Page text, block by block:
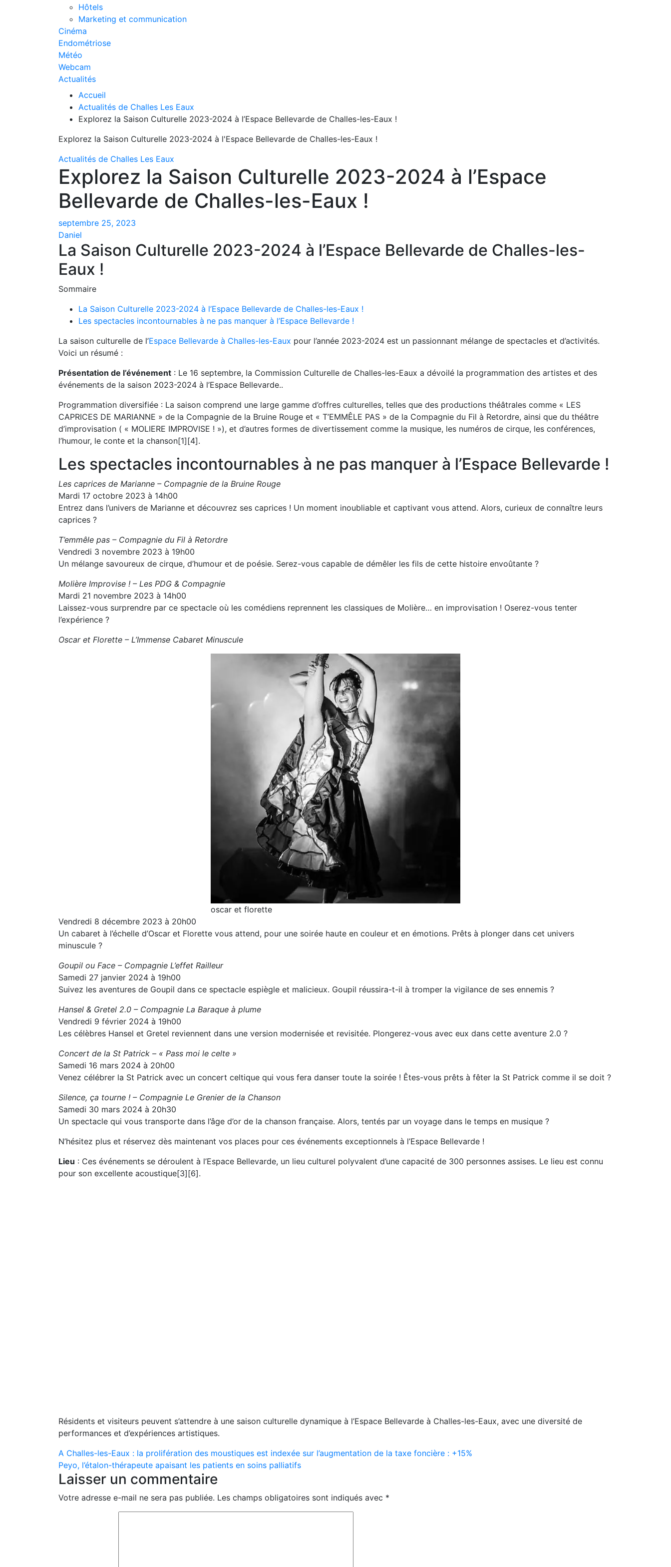
Hôtels
Marketing et communication
Cinéma
Endométriose
Météo
Webcam
Actualités
Accueil
Actualités de Challes Les Eaux
Explorez la Saison Culturelle 2023-2024 à l’Espace Bellevarde de Challes-les-Eaux !
Explorez la Saison Culturelle 2023-2024 à l'Espace Bellevarde de Challes-les-Eaux !
Actualités de Challes Les Eaux
Explorez la Saison Culturelle 2023-2024 à l’Espace
Bellevarde de Challes-les-Eaux !
septembre 25, 2023
Daniel
La Saison Culturelle 2023-2024 à l’Espace Bellevarde de Challes-les-
Eaux !
Sommaire
La Saison Culturelle 2023-2024 à l’Espace Bellevarde de Challes-les-Eaux !
Les spectacles incontournables à ne pas manquer à l’Espace Bellevarde !
La saison culturelle de l’Espace Bellevarde à Challes-les-Eaux pour l’année 2023-2024 est un passionnant mélange de spectacles et d’activités.
Voici un résumé :
Présentation de l’événement : Le 16 septembre, la Commission Culturelle de Challes-les-Eaux a dévoilé la programmation des artistes et des
événements de la saison 2023-2024 à l’Espace Bellevarde..
Programmation diversifiée : La saison comprend une large gamme d’offres culturelles, telles que des productions théâtrales comme « LES
CAPRICES DE MARIANNE » de la Compagnie de la Bruine Rouge et « T’EMMÊLE PAS » de la Compagnie du Fil à Retordre, ainsi que du théâtre
d’improvisation ( « MOLIERE IMPROVISE ! »), et d’autres formes de divertissement comme la musique, les numéros de cirque, les conférences,
l’humour, le conte et la chanson[1][4].
Les spectacles incontournables à ne pas manquer à l’Espace Bellevarde !
Les caprices de Marianne – Compagnie de la Bruine Rouge
Mardi 17 octobre 2023 à 14h00
Entrez dans l’univers de Marianne et découvrez ses caprices ! Un moment inoubliable et captivant vous attend. Alors, curieux de connaître leurs
caprices ?
T’emmêle pas – Compagnie du Fil à Retordre
Vendredi 3 novembre 2023 à 19h00
Un mélange savoureux de cirque, d’humour et de poésie. Serez-vous capable de démêler les fils de cette histoire envoûtante ?
Molière Improvise ! – Les PDG & Compagnie
Mardi 21 novembre 2023 à 14h00
Laissez-vous surprendre par ce spectacle où les comédiens reprennent les classiques de Molière… en improvisation ! Oserez-vous tenter
l’expérience ?
Oscar et Florette – L’Immense Cabaret Minuscule
oscar et florette
Vendredi 8 décembre 2023 à 20h00
Un cabaret à l’échelle d’Oscar et Florette vous attend, pour une soirée haute en couleur et en émotions. Prêts à plonger dans cet univers
minuscule ?
Goupil ou Face – Compagnie L’effet Railleur
Samedi 27 janvier 2024 à 19h00
Suivez les aventures de Goupil dans ce spectacle espiègle et malicieux. Goupil réussira-t-il à tromper la vigilance de ses ennemis ?
Hansel & Gretel 2.0 – Compagnie La Baraque à plume
Vendredi 9 février 2024 à 19h00
Les célèbres Hansel et Gretel reviennent dans une version modernisée et revisitée. Plongerez-vous avec eux dans cette aventure 2.0 ?
Concert de la St Patrick – « Pass moi le celte »
Samedi 16 mars 2024 à 20h00
Venez célébrer la St Patrick avec un concert celtique qui vous fera danser toute la soirée ! Êtes-vous prêts à fêter la St Patrick comme il se doit ?
Silence, ça tourne ! – Compagnie Le Grenier de la Chanson
Samedi 30 mars 2024 à 20h30
Un spectacle qui vous transporte dans l’âge d’or de la chanson française. Alors, tentés par un voyage dans le temps en musique ?
N’hésitez plus et réservez dès maintenant vos places pour ces événements exceptionnels à l’Espace Bellevarde !
Lieu : Ces événements se déroulent à l’Espace Bellevarde, un lieu culturel polyvalent d’une capacité de 300 personnes assises. Le lieu est connu
pour son excellente acoustique[3][6].
Résidents et visiteurs peuvent s’attendre à une saison culturelle dynamique à l’Espace Bellevarde à Challes-les-Eaux, avec une diversité de
performances et d’expériences artistiques.
Navigation
de
l’article
A Challes-les-Eaux : la prolifération des moustiques est indexée sur l’augmentation de la taxe foncière : +15%
Peyo, l’étalon-thérapeute apaisant les patients en soins palliatifs
Laisser un commentaire
Votre adresse e-mail ne sera pas publiée. Les champs obligatoires sont indiqués avec *